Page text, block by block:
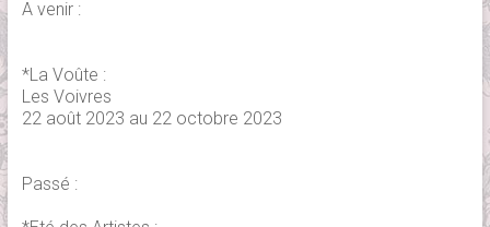
A venir :
*La Voûte :
Les Voivres
22 août 2023 au 22 octobre 2023
Passé :